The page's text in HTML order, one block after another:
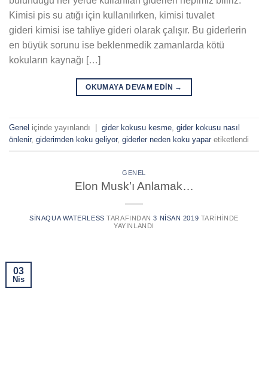
Kimisi pis su atığı için kullanılırken, kimisi tuvalet
gideri kimisi ise tahliye gideri olarak çalışır. Bu giderlerin
en büyük sorunu ise beklenmedik zamanlarda kötü
kokuların kaynağı […]
OKUMAYA DEVAM EDIN →
Genel içinde yayınlandı gider kokusu kesme gider kokusu nasıl
önlenir, giderimden koku geliyor, giderler neden koku yapar etiketlendi
GENEL
Elon Musk’ı Anlamak…
SINAQUA WATERLESS TARAFINDAN 3 NISAN 2019 TARIHINDE
YAYINLANDI
03
Nis